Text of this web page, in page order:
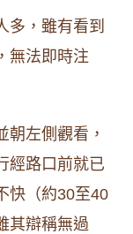
多，雖有看到
無法即時注
朝左側觀看，
經路口前就已
快（約30至40
其辯稱無過